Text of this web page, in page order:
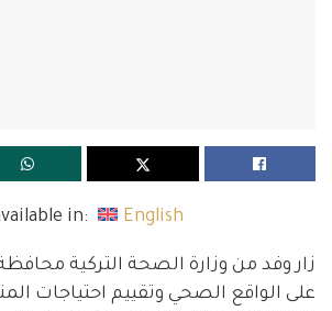
in: English
زار وفد من وزارة الصحة التركية محافظة
على الواقع الصحي وتقييم احتياجات